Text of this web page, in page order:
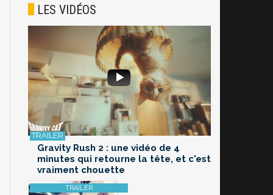
LES VIDÉOS
Gravity Rush 2 : une vidéo de 4
minutes qui retourne la tête, et c'est
vraiment chouette